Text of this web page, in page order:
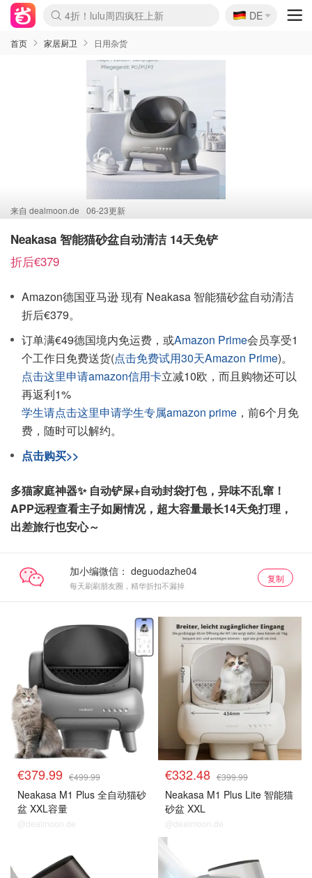
Boticinal 夏促开抢！
4折！lulu周四疯狂上新
还没结束！&OtherStories大促
Joybuy变相75折 随时失效
速领！Stanley独家85折
疑似霸哥！Camper额外叠85折
Zalando 奥莱闪促！每日更新
Moncler反季囤！5折起+叠9折
Coach Brooklyn仅€192
🇩🇪
DE
首页 家居厨卫 日用杂货
来自 dealmoon.de 06-23更新
Neakasa 智能猫砂盆自动清洁 14天免铲
折后€379
Amazon德国亚马逊 现有 Neakasa 智能猫砂盆自动清洁
折后€379。
订单满€49德国境内免运费，或Amazon Prime会员享受1
个工作日免费送货(点击免费试用30天Amazon Prime)。
点击这里申请amazon信用卡立减10欧，而且购物还可以
再返利1%
学生请点击这里申请学生专属amazon prime ，前6个月免
费，随时可以解约。
点击购买>>
多猫家庭神器✨ 自动铲屎+自动封袋打包，异味不乱窜！
APP远程查看主子如厕情况，超大容量最长14天免打理，
出差旅行也安心～
加小编微信：
每天刷刷朋友圈，精华折扣不漏掉
复制
€379.99 €499.99
Neakasa M1 Plus 全自动猫砂
盆 XXL容量
@dealmoon.de
€332.48 €399.99
Neakasa M1 Plus Lite 智能猫
砂盆 XXL
@dealmoon.de